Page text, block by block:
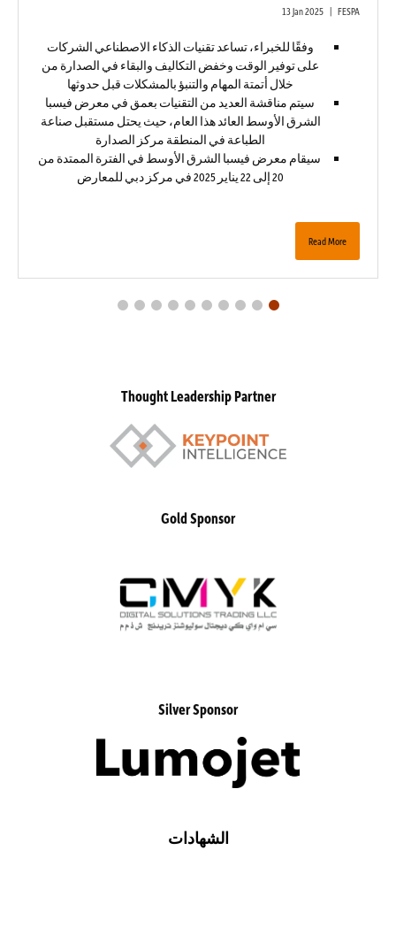
13 Jan 2025 FESPA
وفقًا للخبراء، تساعد تقنيات الذكاء الاصطناعي الشركات
على توفير الوقت وخفض التكاليف والبقاء في الصدارة من
خلال أتمتة المهام والتنبؤ بالمشكلات قبل حدوثها
سيتم مناقشة العديد من التقنيات بعمق في معرض فيسبا
الشرق الأوسط العائد هذا العام، حيث يحتل مستقبل صناعة
الطباعة في المنطقة مركز الصدارة
سيقام معرض فيسبا الشرق الأوسط في الفترة الممتدة من
20 إلى 22 يناير 2025 في مركز دبي للمعارض
Read More
Thought Leadership Partner
Gold Sponsor
Silver Sponsor
الشهادات